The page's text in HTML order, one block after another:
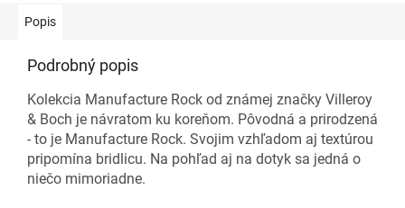
Popis
Podrobný popis
Kolekcia Manufacture Rock od známej značky Villeroy
& Boch je návratom ku koreňom. Pôvodná a prirodzená
- to je Manufacture Rock. Svojim vzhľadom aj textúrou
pripomína bridlicu. Na pohľad aj na dotyk sa jedná o
niečo mimoriadne.